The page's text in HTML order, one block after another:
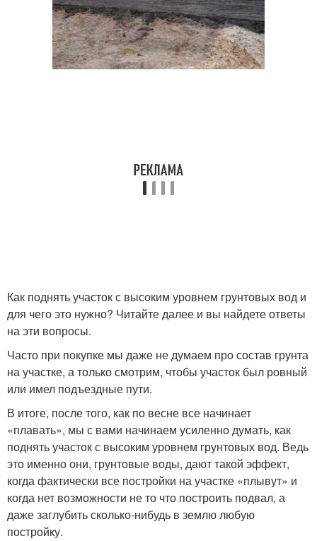
Как поднять участок с высоким уровнем грунтовых вод и
для чего это нужно? Читайте далее и вы найдете ответы
на эти вопросы.
Часто при покупке мы даже не думаем про состав грунта
на участке, а только смотрим, чтобы участок был ровный
или имел подъездные пути.
В итоге, после того, как по весне все начинает
«плавать», мы с вами начинаем усиленно думать, как
поднять участок с высоким уровнем грунтовых вод. Ведь
это именно они, грунтовые воды, дают такой эффект,
когда фактически все постройки на участке «плывут» и
когда нет возможности не то что построить подвал, а
даже заглубить сколько-нибудь в землю любую
постройку.